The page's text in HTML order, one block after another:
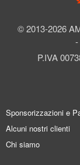
© 2013-2026
P.IVA
Sponsorizzazioni e
Alcuni nostri clienti
Chi siamo